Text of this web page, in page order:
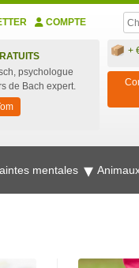
COMPTE
psychologue
de Bach expert.
+
mentales